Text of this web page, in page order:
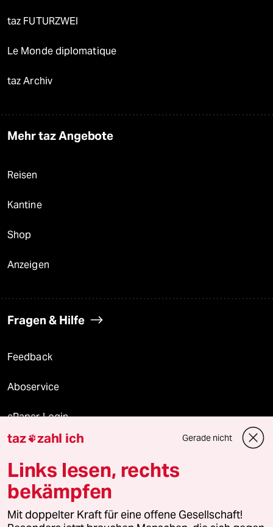
taz FUTURZWEI
Le Monde diplomatique
taz Archiv
Mehr taz Angebote
Reisen
Kantine
Shop
Anzeigen
Fragen & Hilfe
Feedback
Aboservice
ePaper Login
Downloads für Abonnierende
© 2026 taz Verlags und Vertriebs GmbH
Alle Rechte vorbehalten. Bei rechtlichen Fragen oder für Genehmigungen
wenden Sie sich bitte an
lizenzen@taz.de
taz zahl ich Gerade nicht
Links lesen, rechts
bekämpfen
Mit doppelter Kraft für eine offene Gesellschaft!